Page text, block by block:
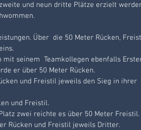
und neun dritte Plätze erzielt
Über  die 50 Meter Rücken,
seinem  Teamkollegen ebenfalls
er über 50 Meter Rücken.
und Freistil jeweils den Sieg in ihrer
und Freistil.
zwei reichte es über 50 Meter Freistil.
Rücken und Freistil jeweils Dritter.